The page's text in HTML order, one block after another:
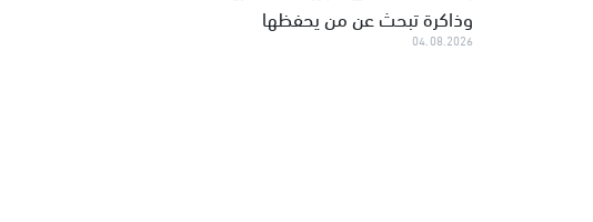
وذاكرة تبحث عن من يحفظها
04.08.2026